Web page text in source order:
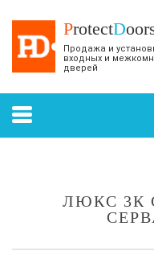
ProtectD
Продажа и
входных и
дверей
ЛЮКС 3К